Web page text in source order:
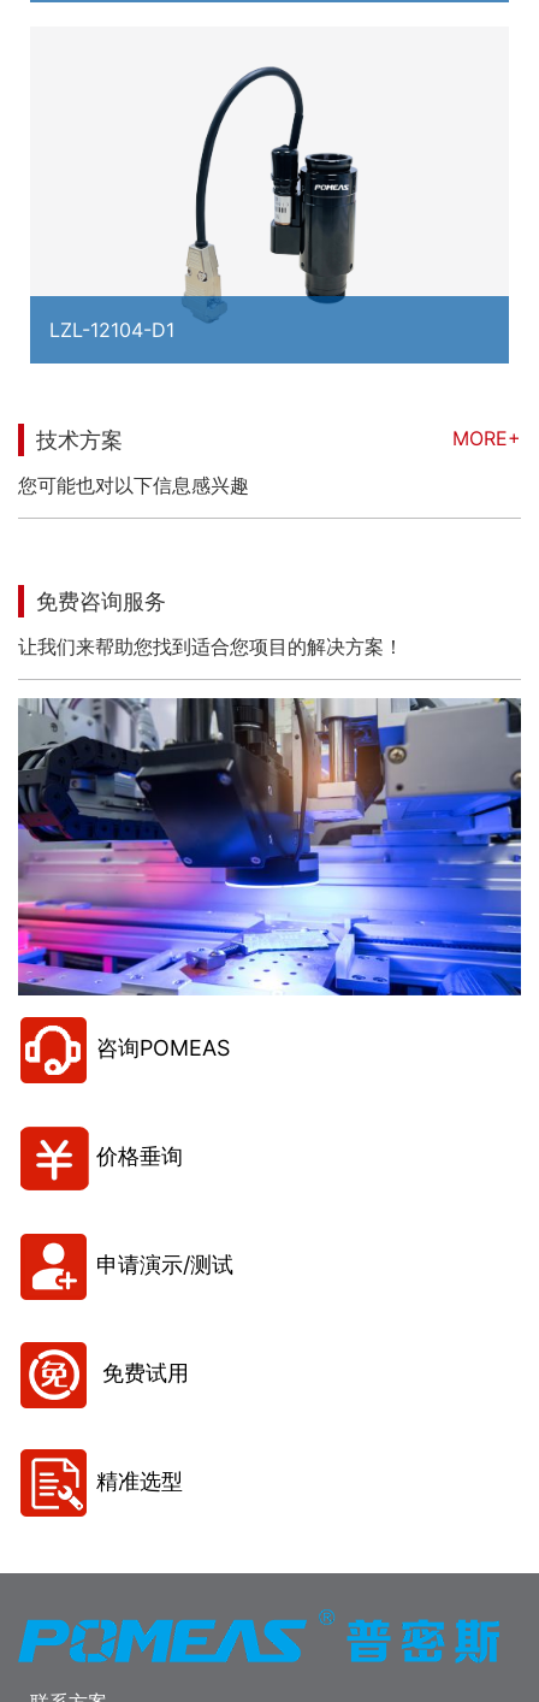
LZL-12104-D1
技术方案
MORE+
您可能也对以下信息感兴趣
免费咨询服务
让我们来帮助您找到适合您项目的解决方案！
咨询POMEAS
价格垂询
申请演示/测试
免费试用
精准选型